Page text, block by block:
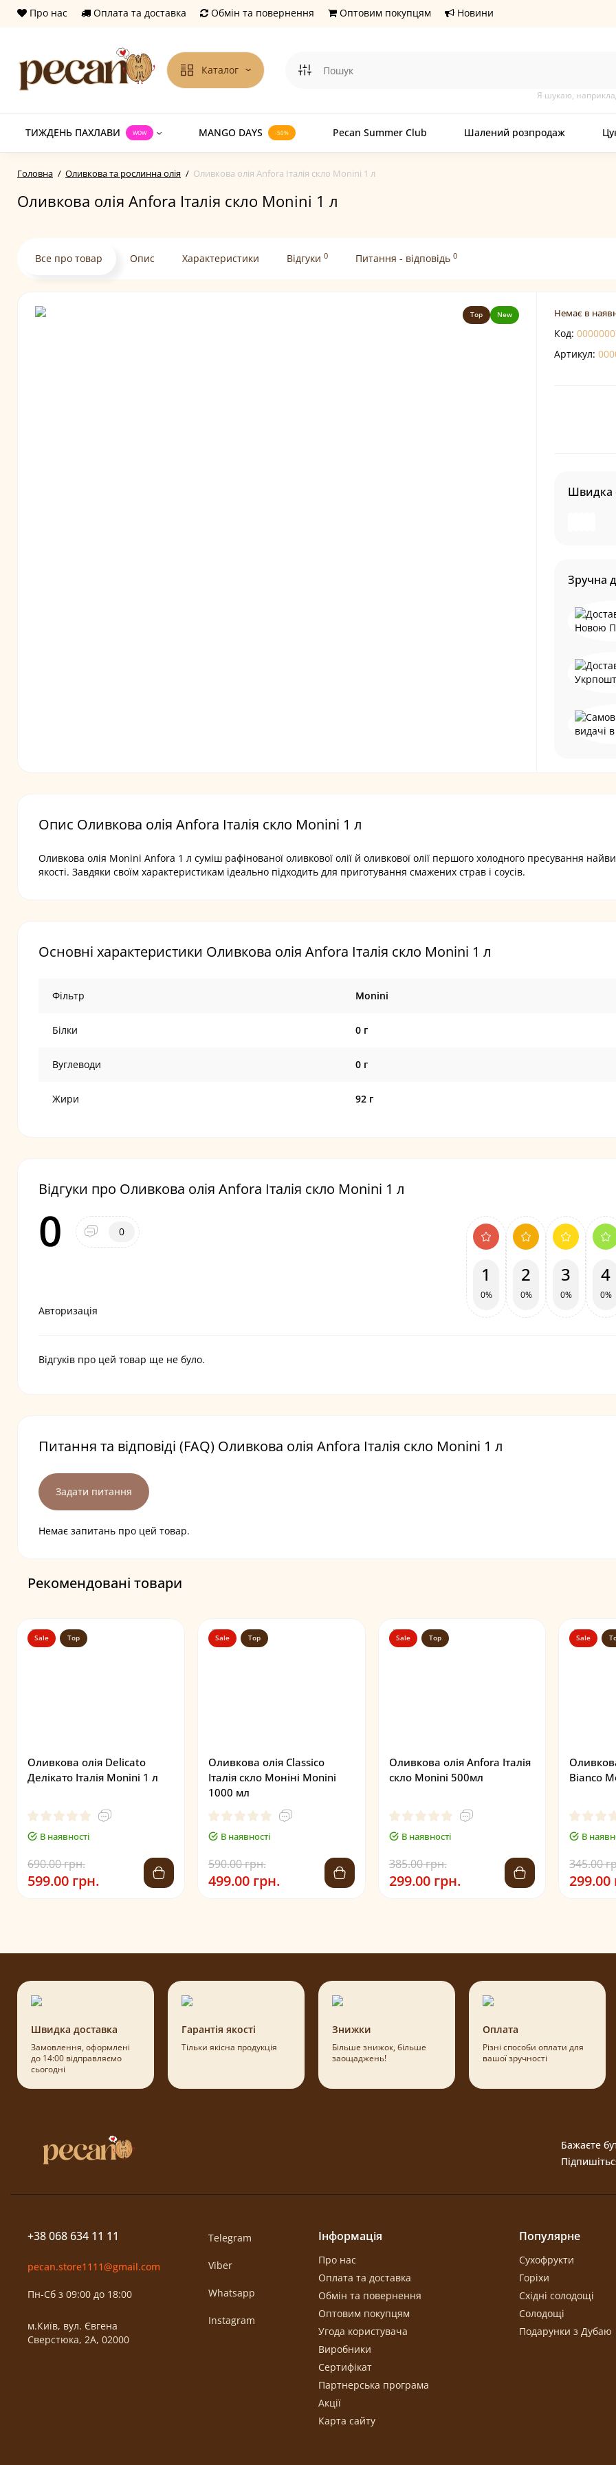
Про нас Оплата та доставка Обмін та повернення Оптовим покупцям Новини
Каталог
Я шукаю,
ТИЖДЕНЬ ПАХЛАВИ WOW MANGO DAYS -50% Pecan Summer Club Шалений розпродаж
Головна Оливкова та рослинна олія Оливкова олія Anfora Італія скло Monini 1 л
Оливкова олія Anfora Італія скло Monini 1 л
Все про товар Опис Характеристики Відгуки 0 Питання - відповідь 0
Top New Немає в
Код:
Артикул:
Швидка
Зручна
Опис Оливкова олія Anfora Італія скло Monini 1 л
Оливкова олія Monini Anfora 1 л суміш рафінованої оливкової олії й оливкової олії першого холодного пресування
якості. Завдяки своїм характеристикам ідеально підходить для приготування смажених страв і соусів.
Основні характеристики Оливкова олія Anfora Італія скло Monini 1 л
Фільтр Monini
Білки 0 г
Вуглеводи 0 г
Жири 92 г
Відгуки про Оливкова олія Anfora Італія скло Monini 1 л
0 0
Авторизація
1
0%
2
0%
3
0%
4
0%
Відгуків про цей товар ще не було.
Питання та відповіді (FAQ) Оливкова олія Anfora Італія скло Monini 1 л
Задати питання
Немає запитань про цей товар.
Рекомендовані товари
Sale Top
Оливкова олія Delicato
Делікато Італія Monini 1 л
В наявності
690.00 грн.
599.00 грн.
Sale Top
Оливкова олія Classico
Італія скло Моніні Monini
1000 мл
В наявності
590.00 грн.
499.00 грн.
Sale Top
Оливкова олія Anfora Італія
скло Monini 500мл
В наявності
385.00 грн.
299.00 грн.
Sale
Bianco
В
345.00
299.00
Швидка доставка
Замовлення, оформлені
до 14:00 відправляємо
сьогодні
Гарантія якості
Тільки якісна продукція
Знижки
Більше знижок, більше
заощаджень!
Оплата
Різні способи оплати для
вашої зручності
Бажаєте
+38 068 634 11 11
pecan.store1111@gmail.com
Пн-Сб з 09:00 до 18:00
м.Київ, вул. Євгена
Сверстюка, 2А, 02000
Telegram
Viber
Whatsapp
Instagram
Інформація
Про нас
Оплата та доставка
Обмін та повернення
Оптовим покупцям
Угода користувача
Виробники
Сертифікат
Партнерська програма
Акції
Карта сайту
Популярне
Сухофрукти
Горіхи
Східні солодощі
Солодощі
Подарунки з Дубаю